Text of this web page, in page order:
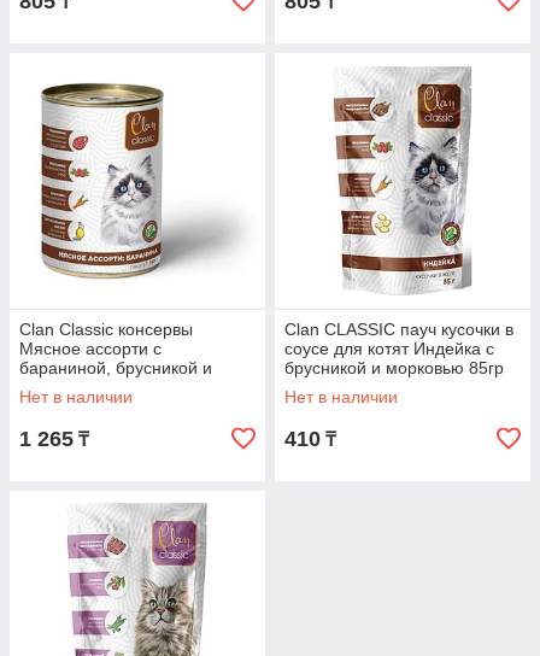
Clan Classic консервы
Мясное ассорти с
бараниной, брусникой и
рыбьим жиром, 340 г
Нет в наличии
1 265 ₸
Clan CLASSIC пауч кусочки в
соусе для котят Индейка с
брусникой и морковью 85гр
Нет в наличии
410 ₸